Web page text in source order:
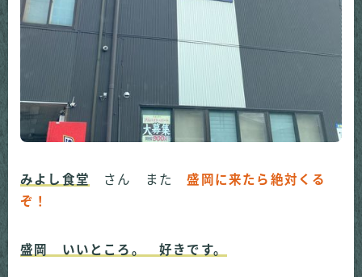
みよし食堂 さん また盛岡に来たら絶対くる
ぞ！
盛岡 いいところ。 好きです。